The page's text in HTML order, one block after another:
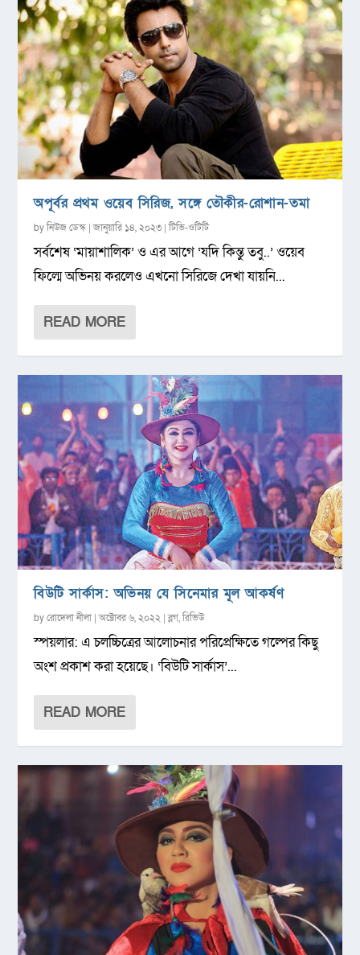
অপূর্বর প্রথম ওয়েব সিরিজ, সঙ্গে তৌকীর-রোশান-তমা
byনিউজ ডেস্ক |জানুয়ারি ১৪, ২০২৩ |টিভি-ওটিটি
সর্বশেষ ‘মায়াশালিক’ ও এর আগে ‘যদি কিন্তু তবু..’ ওয়েব
ফিল্মে অভিনয় করলেও এখনো সিরিজে দেখা যায়নি...
READ MORE
বিউটি সার্কাস: অভিনয় যে সিনেমার মূল আকর্ষণ
byরোদেলা নীলা |অক্টোবর ৬, ২০২২ |ব্লগ,রিভিউ
স্পয়লার: এ চলচ্চিত্রের আলোচনার পরিপ্রেক্ষিতে গল্পের কিছু
অংশ প্রকাশ করা হয়েছে। ‘বিউটি সার্কাস’...
READ MORE